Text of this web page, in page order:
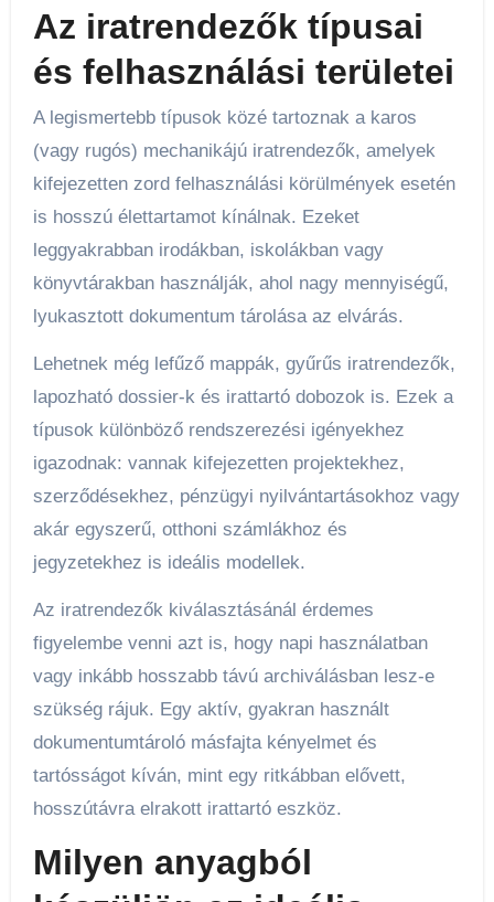
Az iratrendezők típusai
és felhasználási területei
A legismertebb típusok közé tartoznak a karos
(vagy rugós) mechanikájú iratrendezők, amelyek
kifejezetten zord felhasználási körülmények esetén
is hosszú élettartamot kínálnak. Ezeket
leggyakrabban irodákban, iskolákban vagy
könyvtárakban használják, ahol nagy mennyiségű,
lyukasztott dokumentum tárolása az elvárás.
Lehetnek még lefűző mappák, gyűrűs iratrendezők,
lapozható dossier-k és irattartó dobozok is. Ezek a
típusok különböző rendszerezési igényekhez
igazodnak: vannak kifejezetten projektekhez,
szerződésekhez, pénzügyi nyilvántartásokhoz vagy
akár egyszerű, otthoni számlákhoz és
jegyzetekhez is ideális modellek.
Az iratrendezők kiválasztásánál érdemes
figyelembe venni azt is, hogy napi használatban
vagy inkább hosszabb távú archiválásban lesz-e
szükség rájuk. Egy aktív, gyakran használt
dokumentumtároló másfajta kényelmet és
tartósságot kíván, mint egy ritkábban elővett,
hosszútávra elrakott irattartó eszköz.
Milyen anyagból